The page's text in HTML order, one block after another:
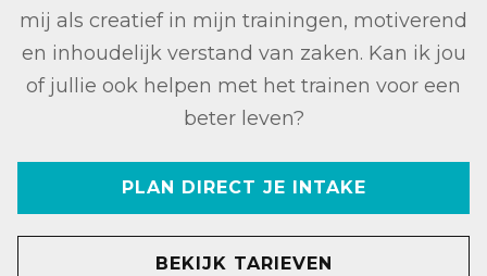
mij als creatief in mijn trainingen, motiverend
en inhoudelijk verstand van zaken. Kan ik jou
of jullie ook helpen met het trainen voor een
beter leven?
PLAN DIRECT JE INTAKE
BEKIJK TARIEVEN